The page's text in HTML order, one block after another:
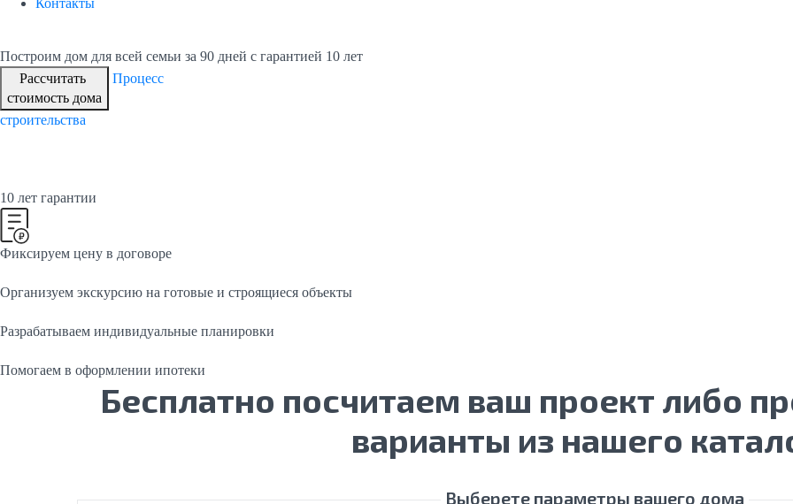
Контакты
Построим дом для всей семьи за 90 дней с гарантией 10 лет
Рассчитать
стоимость дома
Процесс
строительства
10 лет гарантии
Фиксируем цену в договоре
Организуем экскурсию на готовые и строящиеся объекты
Разрабатываем индивидуальные планировки
Помогаем в оформлении ипотеки
Бесплатно посчитаем ваш проект либо
варианты из нашего
Выберете параметры вашего дома